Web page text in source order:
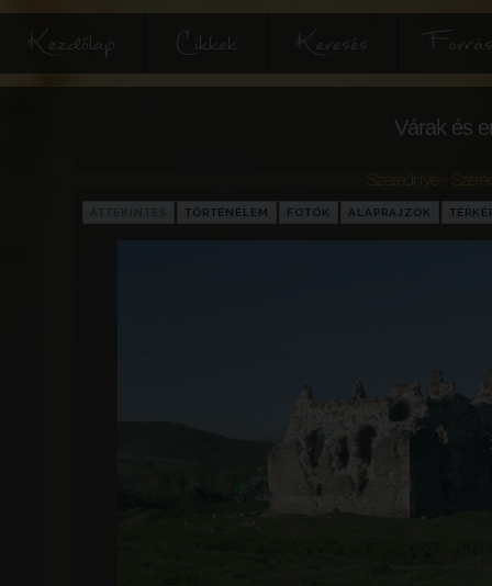
Kezdőlap Cikkek Keresés
Várak és
Szerednye -
TÖRTÉNELEM FOTÓK ALAPRAJZOK